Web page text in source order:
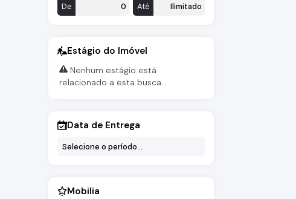
De Até
Estágio do Imóvel
Nenhum estágio está
relacionado a esta busca.
Data de Entrega
Mobilia